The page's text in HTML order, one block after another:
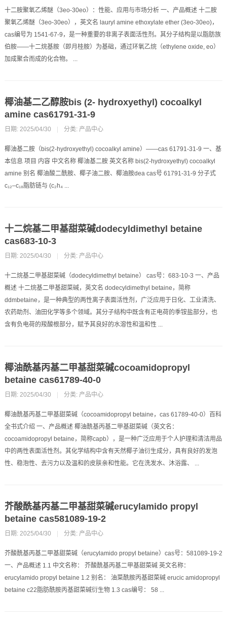
十二胺聚氧乙烯醚（3eo-30eo）：性能、应用与市场分析 一、产品概述 十二胺
聚氧乙烯醚（3eo-30eo），英文名 lauryl amine ethoxylate ether (3eo-30eo)，
cas编号为 1541-67-9，是一种重要的非离子表面活性剂。其分子结构是以脂肪族
伯胺——十二烷基胺（即月桂胺）为基础，通过环氧乙烷（ethylene oxide, eo）
加成聚合而成的化合物。 ...
椰油基二乙醇胺bis (2- hydroxyethyl) cocoalkyl
amine cas61791-31-9
日期: 2025/04/30 分类: 产品中心
椰油基二胺（bis(2-hydroxyethyl) cocoalkyl amine）——cas 61791-31-9 一、基
本信息 项目 内容 中文名称 椰油基二胺 英文名称 bis(2-hydroxyethyl) cocoalkyl
amine 别名 椰油酸二酰胺、椰子油二胺、椰油胺dea cas号 61791-31-9 分子式
c₁₂–c₁₈脂肪链与 (c₂h₄ ...
十二烷基二甲基甜菜碱dodecyldimethyl betaine
cas683-10-3
日期: 2025/04/30 分类: 产品中心
十二烷基二甲基甜菜碱（dodecyldimethyl betaine） cas号：683-10-3 一、产品
概述 十二烷基二甲基甜菜碱，英文名 dodecyldimethyl betaine，简称
ddmbetaine，是一种典型的两性离子表面活性剂，广泛应用于日化、工业清洗、
农药助剂、油田化学等多个领域。其分子结构中既含有正电荷的季铵盐部分，也
含有负电荷的羧酸根部分，赋予其良好的水溶性和温和性 ...
椰油酰基丙基二甲基甜菜碱cocoamidopropyl
betaine cas61789-40-0
日期: 2025/04/30 分类: 产品中心
椰油酰基丙基二甲基甜菜碱（cocoamidopropyl betaine，cas 61789-40-0）百科
全书式介绍 一、产品概述 椰油酰基丙基二甲基甜菜碱（英文名：
cocoamidopropyl betaine，简称capb），是一种广泛应用于个人护理和清洁用品
中的两性表面活性剂。其化学结构中含有天然椰子油衍生成分，具有良好的发泡
性、稳泡性、去污力以及温和的皮肤亲和性能。它在洗发水、沐浴露、 ...
芥酸酰基丙基二甲基甜菜碱erucylamido propyl
betaine cas581089-19-2
日期: 2025/04/30 分类: 产品中心
芥酸酰基丙基二甲基甜菜碱（erucylamido propyl betaine）cas号：581089-19-2
一、产品概述 1.1 中文名称： 芥酸酰基丙基二甲基甜菜碱 英文名称：
erucylamido propyl betaine 1.2 别名： 油菜酰胺丙基甜菜碱 erucic amidopropyl
betaine c22脂肪酰胺丙基甜菜碱衍生物 1.3 cas编号： 58 ...